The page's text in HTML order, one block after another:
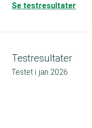
Se testresultater
Testresultater
Testet i jan 2026